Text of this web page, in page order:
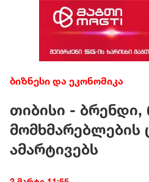
ბიზნესი და ეკონომიკა
თიბისი -
მომხმარებლების
ამარტივებს